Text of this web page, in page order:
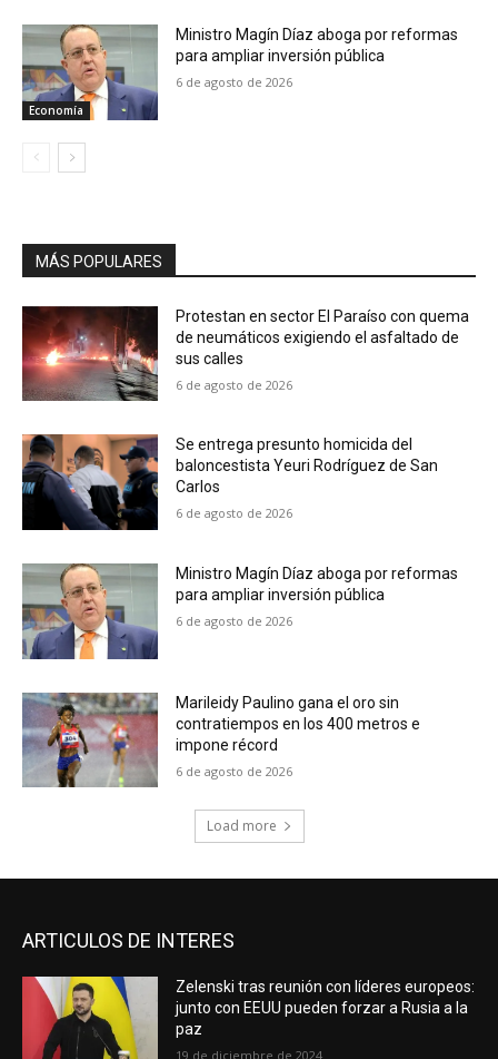
Economía
Ministro Magín Díaz aboga por reformas
para ampliar inversión pública
6 de agosto de 2026
MÁS POPULARES
Protestan en sector El Paraíso con quema
de neumáticos exigiendo el asfaltado de
sus calles
6 de agosto de 2026
Se entrega presunto homicida del
baloncestista Yeuri Rodríguez de San
Carlos
6 de agosto de 2026
Ministro Magín Díaz aboga por reformas
para ampliar inversión pública
6 de agosto de 2026
Marileidy Paulino gana el oro sin
contratiempos en los 400 metros e
impone récord
6 de agosto de 2026
Load more
ARTICULOS DE INTERES
Zelenski tras reunión con líderes europeos:
junto con EEUU pueden forzar a Rusia a la
paz
19 de diciembre de 2024